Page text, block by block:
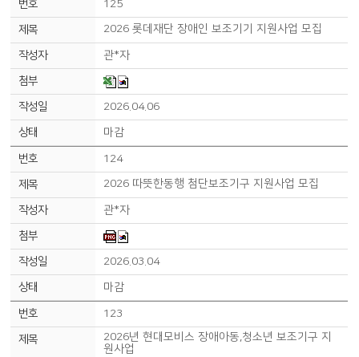
125
2026 롯데재단 장애인 보조기기 지원사업 모집
관*자
2026.04.06
마감
124
2026 따뜻한동행 첨단보조기구 지원사업 모집
관*자
2026.03.04
마감
123
2026년 현대모비스 장애아동,청소년 보조기구 지
원사업